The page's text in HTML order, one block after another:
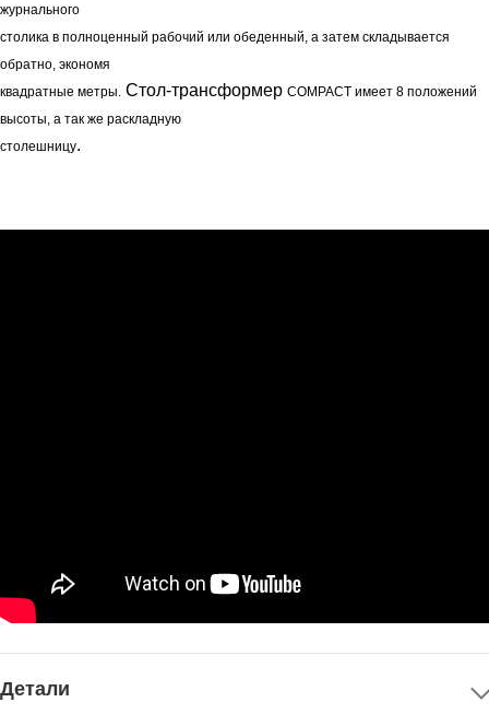
журнального
столика в полноценный рабочий или обеденный, а затем складывается
обратно, экономя
квадратные метры. Стол-трансформер COMPACT имеет 8 положений
высоты, а так же раскладную
столешницу.
Детали